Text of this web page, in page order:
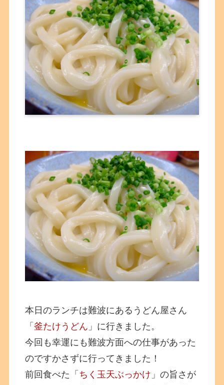
本日のランチは難波にあるうどん屋さん
「釜たけうどん 」に行きました。
今回も幸運にも難波方面への仕事があった
のですかさずに行ってきました！
前回食べた「 ちく玉天ぶっかけ 」の旨さが